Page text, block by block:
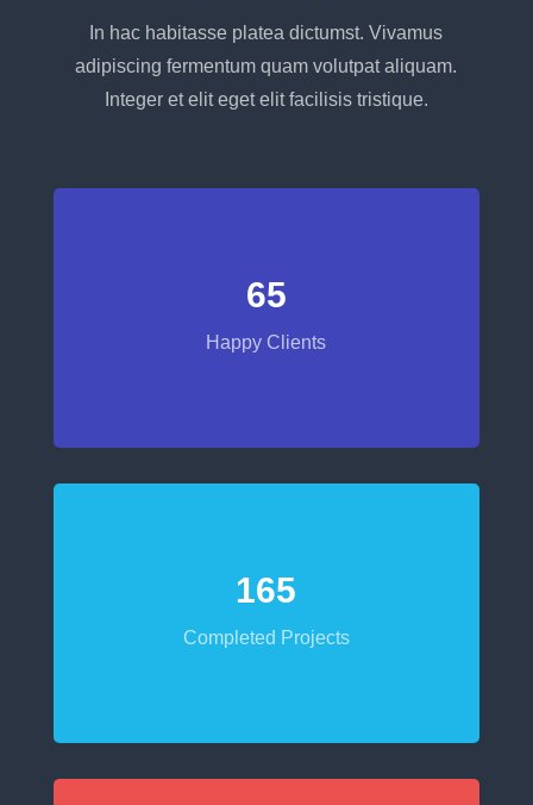
In hac habitasse platea dictumst. Vivamus
adipiscing fermentum quam volutpat aliquam.
Integer et elit eget elit facilisis tristique.
65
Happy Clients
165
Completed Projects